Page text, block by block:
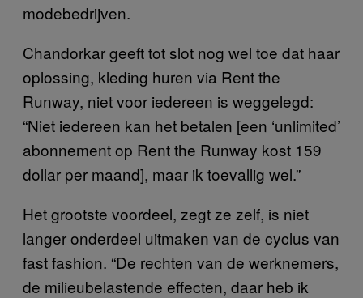
modebedrijven.
Chandorkar geeft tot slot nog wel toe dat haar
oplossing, kleding huren via Rent the
Runway, niet voor iedereen is weggelegd:
“Niet iedereen kan het betalen [een ‘unlimited’
abonnement op Rent the Runway kost 159
dollar per maand], maar ik toevallig wel.”
Het grootste voordeel, zegt ze zelf, is niet
langer onderdeel uitmaken van de cyclus van
fast fashion. “De rechten van de werknemers,
de milieubelastende effecten, daar heb ik